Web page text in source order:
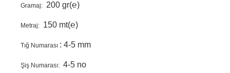
Gramaj: 200 gr(℮)
Metraj: 150 mt(℮)
Tığ Numarası : 4-5 mm
Şiş Numarası: 4-5 no